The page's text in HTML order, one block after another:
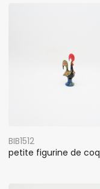
BIB1512
petite figurine de coq